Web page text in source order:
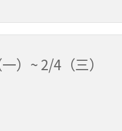
）~ 2/4（三）